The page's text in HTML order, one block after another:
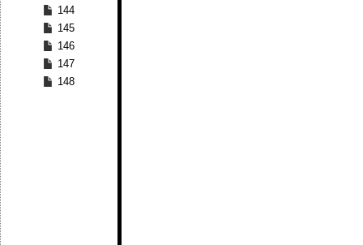
144
145
146
147
148